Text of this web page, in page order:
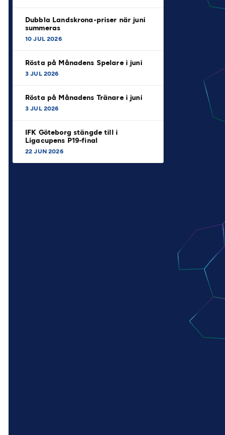
Dubbla Landskrona-priser när juni
summeras
10 JUL 2026
Rösta på Månadens Spelare i juni
3 JUL 2026
Rösta på Månadens Tränare i juni
3 JUL 2026
IFK Göteborg stängde till i
Ligacupens P19-final
22 JUN 2026